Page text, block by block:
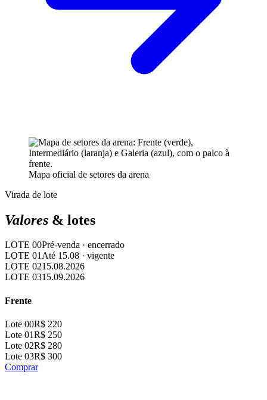
Mapa oficial de setores da arena
Virada de lote
Valores & lotes
LOTE 00Pré-venda · encerrado
LOTE 01Até 15.08 · vigente
LOTE 0215.08.2026
LOTE 0315.09.2026
Frente
Lote 00R$ 220
Lote 01R$ 250
Lote 02R$ 280
Lote 03R$ 300
Comprar